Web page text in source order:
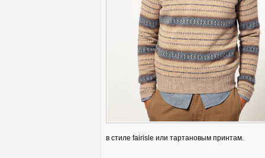
в стиле fairisle или тартановым принтам.